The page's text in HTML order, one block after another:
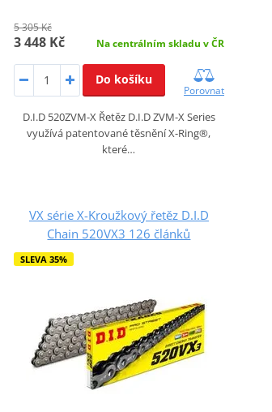
5 305 Kč
3 448 Kč Na centrálním skladu v ČR
Do košíku
Porovnat
D.I.D 520ZVM-X Řetěz D.I.D ZVM-X Series
využívá patentované těsnění X-Ring®,
které…
VX série X-Kroužkový řetěz D.I.D
Chain 520VX3 126 článků
SLEVA 35%